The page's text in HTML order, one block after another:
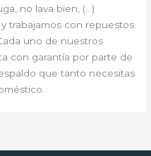
no lava bien, (…)
trabajamos con repuestos
uno de nuestros
con garantía por parte de
que tanto necesitas